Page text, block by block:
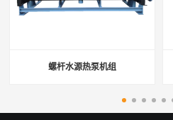
螺杆水源热泵机组